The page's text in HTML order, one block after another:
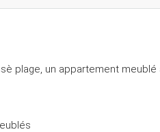
plage, un appartement